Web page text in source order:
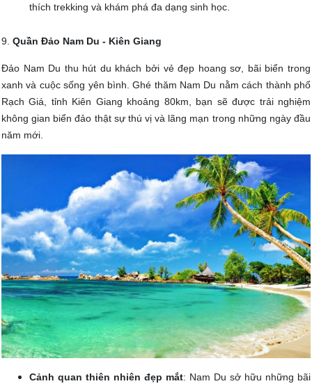
thích trekking và khám phá đa dạng sinh học.
9. Quần Đảo Nam Du - Kiên Giang
Đảo Nam Du thu hút du khách bởi vẻ đẹp hoang sơ, bãi biển trong
xanh và cuộc sống yên bình. Ghé thăm Nam Du nằm cách thành phố
Rạch Giá, tỉnh Kiên Giang khoảng 80km, bạn sẽ được trải nghiệm
không gian biển đảo thật sự thú vị và lãng mạn trong những ngày đầu
năm mới.
Cảnh quan thiên nhiên đẹp mắt: Nam Du sở hữu những bãi